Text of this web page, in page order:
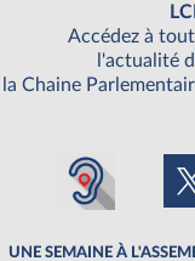
Accédez à
l'actualité
la Chaine
UNE SEMAINE À